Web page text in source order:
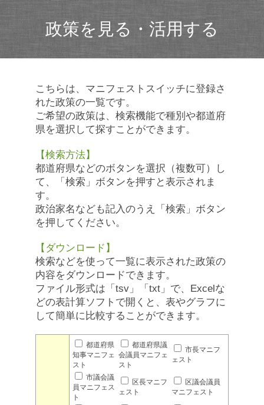
政策を見る・活用する
こちらは、マニフェストスイッチに登録さ
れた政策の一覧です。
ご希望の政策は、検索機能で種別や都道府
県を選択して探すことができます。
【検索方法】
都道府県などのボタンを選択（複数可）し
て、「検索」ボタンを押すと表示されま
す。
政治家名なども記入のうえ「検索」ボタン
を押してください。
【ダウンロード】
検索などを使って一覧に表示された政策の
内容をダウンロードできます。
ファイル形式は「tsv」「txt」で、Excelな
どの表計算ソフトで開くと、表やグラフに
して簡単に比較することができます。
都道府県
知事マニフェ
スト
都道府県議
会議員マニフェ
スト
市長マニフ
ェスト
市議会議
員マニフェス
ト
区長マニフ
ェスト
区議会議員
マニフェスト